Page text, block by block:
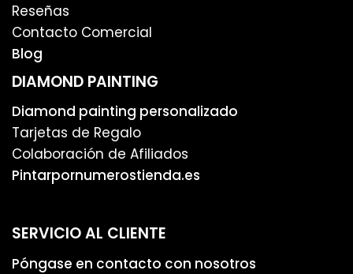
Reseñas
Contacto Comercial
Blog
DIAMOND PAINTING
Diamond painting personalizado
Tarjetas de Regalo
Colaboración de Afiliados
Pintarpornumerostienda.es
SERVICIO AL CLIENTE
Póngase en contacto con nosotros